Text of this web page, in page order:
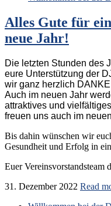
Alles Gute für
neue Jahr!
Die letzten Stunden des
eure Unterstützung der
wir ganz herzlich
Auch im neuen Jahr
attraktives und
freuen uns auch im
Bis dahin wünschen wir
Gesundheit und Erfolg in
Euer Vereinsvorstandsteam
31. Dezember 2022 Read